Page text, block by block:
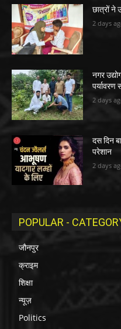
छात्रों ने
2 days
नगर
पर्यावरण
2 days
दस दिन
परेशान
2 days
POPULAR -
जौनपुर
क्राइम
शिक्षा
न्यूज़
Politics